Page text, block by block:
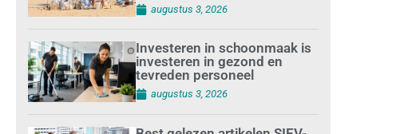
augustus 3, 2026
Investeren in schoonmaak is
investeren in gezond en
tevreden personeel
augustus 3, 2026